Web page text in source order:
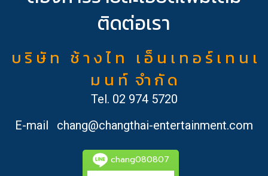
ติดต่อเรา
บ ริ ษั ท ช้ า ง ไ ท เ อ็ น เ ท อ ร์ เ ท น เ
ม น ท์ จำ กั ด
Tel. 02 974 5720
E-mail
chang@changthai-entertainment.com
chang080807